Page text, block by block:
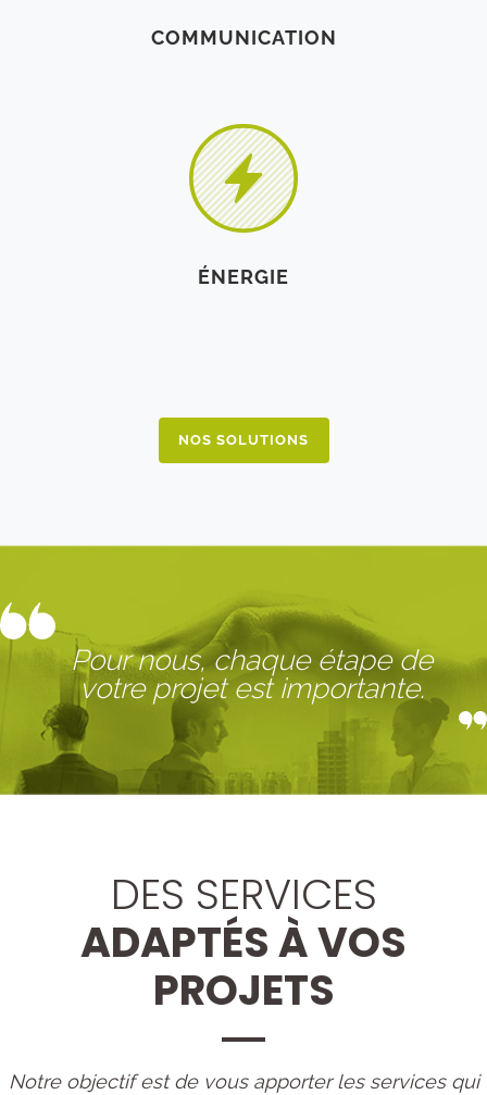
COMMUNICATION
ÉNERGIE
NOS SOLUTIONS
Pour nous, chaque étape de
votre projet est importante.
DES SERVICES
ADAPTÉS À VOS
PROJETS
Notre objectif est de vous apporter les services qui